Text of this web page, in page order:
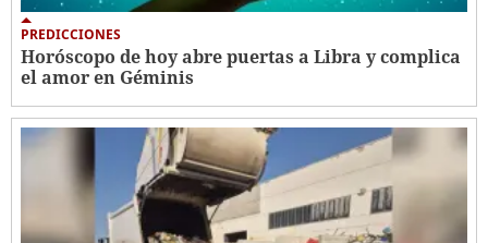
PREDICCIONES
Horóscopo de hoy abre puertas a Libra y complica
el amor en Géminis